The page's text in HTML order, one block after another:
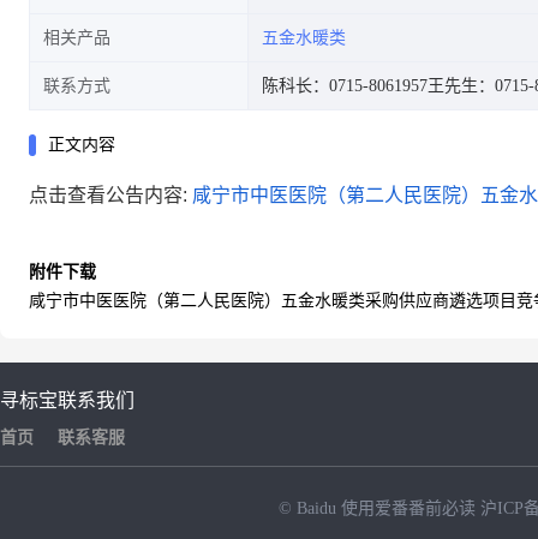
相关产品 五金水暖类
联系方式 陈科长：0715-8061957王先生：0715-
正文内容
点击查看公告内容: 咸宁市中医医院（第二人民医院）五金
附件下载
咸宁市中医医院（第二人民医院）五金水暖类采购供应商遴选项目
寻标宝
首页
联系我们
联系客服
© Baidu 使用爱番番前必读 沪ICP